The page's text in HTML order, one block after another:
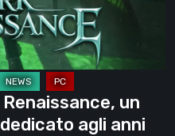
un
agli anni